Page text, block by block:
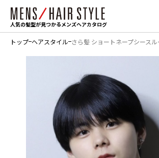
人気の髪型が見つかるメンズヘアカタログ
トップ ヘアスタイル さら髪 ショートネープシースル